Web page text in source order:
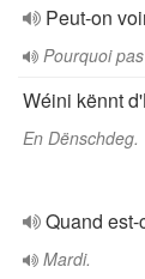
Peut-on
Pourquoi
Wéini kënnt
En Dënschdeg.
Quand
Mardi.